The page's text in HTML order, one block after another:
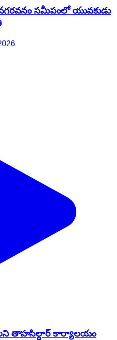
నగరవనం సమీపంలో యువకుడు
తాహసిల్దార్ కార్యాలయం